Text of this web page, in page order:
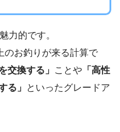
力的です。
のお釣りが来る計算で
交換する」 ことや 「高性
る」 といったグレードア